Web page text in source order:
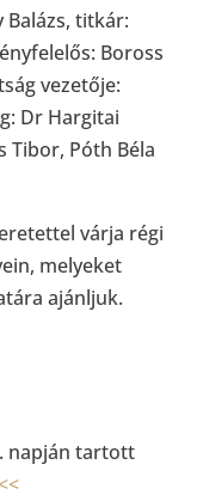
Balázs, titkár:
Boross
vezetője:
Dr Hargitai
Tibor, Póth Béla
várja régi
melyeket
ajánljuk.
napján tartott